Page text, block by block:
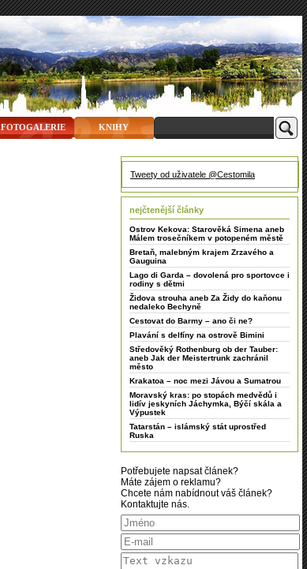
FOTOGALERIE KNIHY
Tweety od uživatele @Cestomila
nejčtenější články
Ostrov Kekova: Starověká Simena aneb
Málem trosečníkem v potopeném městě
Bretaň, malebným krajem Zrzavého a
Gauguina
Lago di Garda – dovolená pro sportovce i
rodiny s dětmi
Židova strouha aneb Za Židy do kaňonu
nedaleko Bechyně
Cestovat do Barmy – ano či ne?
Plavání s delfíny na ostrově Bimini
Středověký Rothenburg ob der Tauber:
aneb Jak der Meistertrunk zachránil
město
Krakatoa – noc mezi Jávou a Sumatrou
Moravský kras: po stopách medvědů i
lidív jeskyních Jáchymka, Býčí skála a
Výpustek
Tatarstán – islámský stát uprostřed
Ruska
Potřebujete napsat článek?
Máte zájem o reklamu?
Chcete nám nabídnout váš článek?
Kontaktujte nás.